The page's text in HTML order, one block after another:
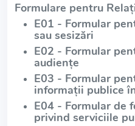
Formulare pentru
E01 - Formular
sau sesizări
E02 - Formular
audiențe
E03 - Formular
informații publice
E04 - Formular de
privind serviciile